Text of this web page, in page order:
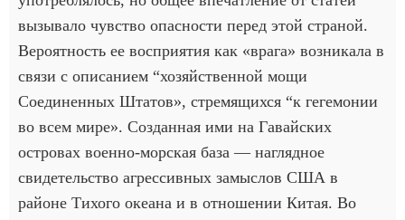
вызывало чувство опасности перед этой страной.
Вероятность ее восприятия как «врага» возникала в
связи с описанием “хозяйственной мощи
Соединенных Штатов», стремящихся “к гегемонии
во всем мире». Созданная ими на Гавайских
островах военно-морская база — наглядное
свидетельство агрессивных замыслов США в
районе Тихого океана и в отношении Китая. Во